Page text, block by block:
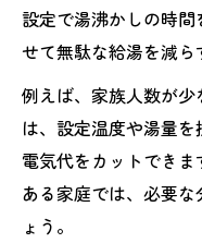
設定で湯沸かしの時
せて無駄な給湯を減ら
例えば、家族人数が
は、設定温度や湯量
電気代をカットでき
ある家庭では、必要
ょう。